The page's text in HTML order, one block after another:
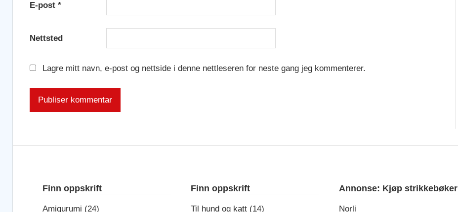
E-post *
Nettsted
Lagre mitt navn, e-post og nettside i denne nettleseren for neste gang jeg kommenterer.
Finn oppskrift
Amigurumi (24)
Finn oppskrift
Til hund og katt (14)
Annonse: Kjøp strikkebøker
Norli